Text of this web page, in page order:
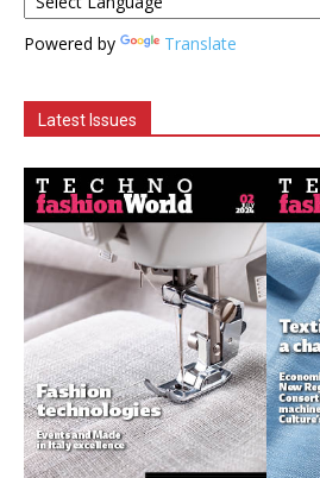
Powered by Translate
Latest Issues